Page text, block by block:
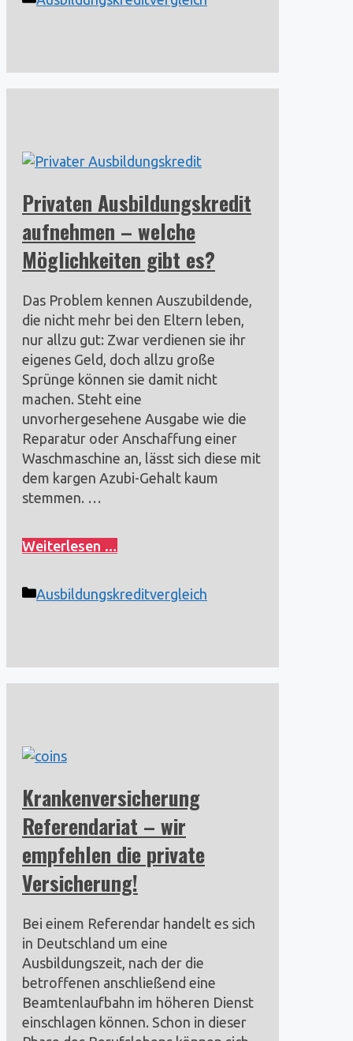
Privaten Ausbildungskredit
aufnehmen – welche
Möglichkeiten gibt es?
Das Problem kennen Auszubildende,
die nicht mehr bei den Eltern leben,
nur allzu gut: Zwar verdienen sie ihr
eigenes Geld, doch allzu große
Sprünge können sie damit nicht
machen. Steht eine
unvorhergesehene Ausgabe wie die
Reparatur oder Anschaffung einer
Waschmaschine an, lässt sich diese mit
dem kargen Azubi-Gehalt kaum
stemmen. …
Weiterlesen …
Kategorien
Ausbildungskreditvergleich
Krankenversicherung
Referendariat – wir
empfehlen die private
Versicherung!
Bei einem Referendar handelt es sich
in Deutschland um eine
Ausbildungszeit, nach der die
betroffenen anschließend eine
Beamtenlaufbahn im höheren Dienst
einschlagen können. Schon in dieser